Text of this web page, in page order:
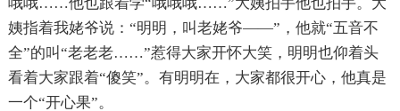
姨指着我姥爷说：“明明，叫老姥爷——”，他就“五音不
全”的叫“老老老……”惹得大家开怀大笑，明明也仰着头
看着大家跟着“傻笑”。有明明在，大家都很开心，他真是
一个“开心果”。